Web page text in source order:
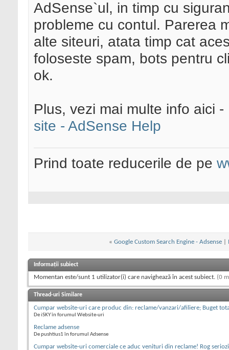
AdSense`ul, in timp cu
probleme cu contul. Parerea
alte siteuri, atata timp cat
foloseste spam, bots pentru
ok.
Plus, vezi mai multe info aici -
site - AdSense Help
Prind toate reducerile de pe
« Google Custom Search Engine - Adsense|
Informații subiect
Momentan este/sunt 1 utilizator(i) care navighează în acest subiect. (0
Thread-uri Similare
Cumpar website-uri care produc din: reclame/vanzari/afiliere; Buget
De iSKY în forumul Website-uri
Reclame adsense
De pushtius1 în forumul Adsense
Cumpar website-uri comerciale ce aduc venituri din reclame! Rog